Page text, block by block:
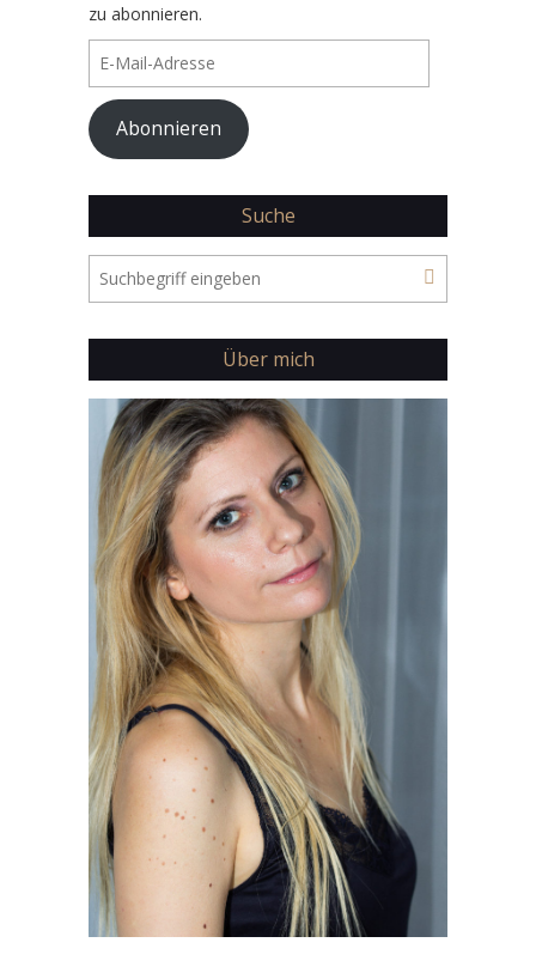
zu abonnieren.
Mail-
Adresse
Abonnieren
Suche
Über mich